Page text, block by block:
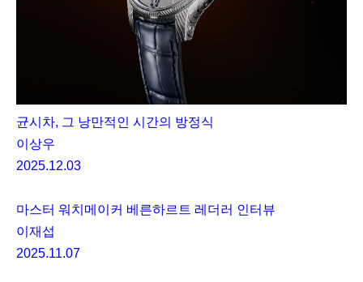
균시차, 그 낭만적인 시간의 방정식
이상우
2025.12.03
마스터 워치메이커 베른하르트 레더러 인터뷰
이재섭
2025.11.07